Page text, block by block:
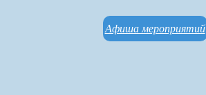
Афиша мероприятий